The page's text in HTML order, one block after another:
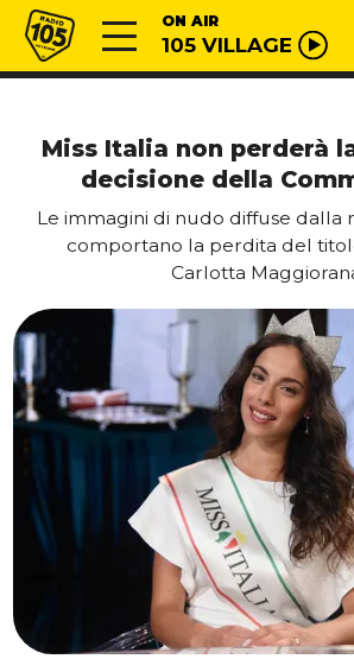
Vai al contenuto
Radio 105 ON AIR
105 VILLAGE
Miss Italia non perderà
decisione della
Le immagini di nudo diffuse dalla
comportano la perdita del
Carlotta